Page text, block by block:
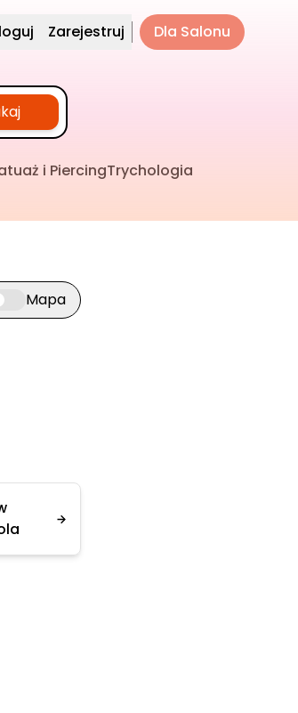
Zarejestruj Dla Salonu
i PiercingTrychologia
widok mapy
Mapa